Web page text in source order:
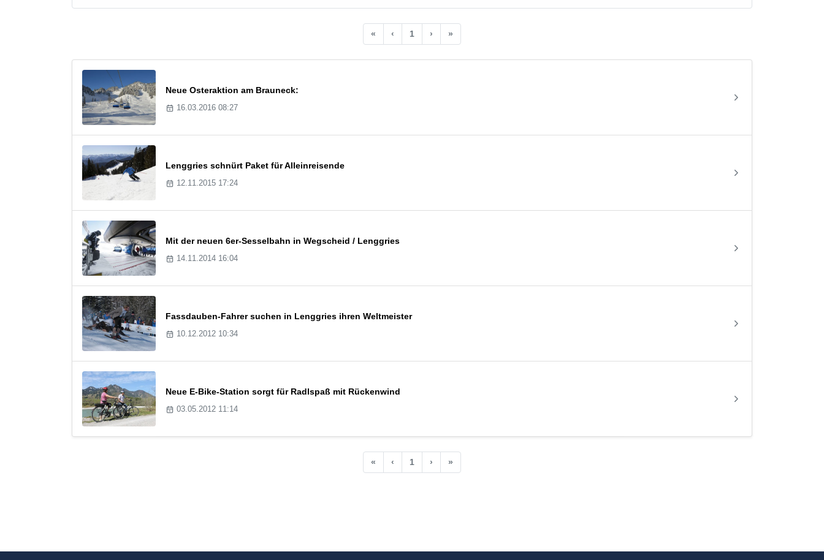
« ‹ 1 › »
Neue Osteraktion am Brauneck:
16.03.2016 08:27
Lenggries schnürt Paket für Alleinreisende
12.11.2015 17:24
Mit der neuen 6er-Sesselbahn in Wegscheid / Lenggries
14.11.2014 16:04
Fassdauben-Fahrer suchen in Lenggries ihren Weltmeister
10.12.2012 10:34
Neue E-Bike-Station sorgt für Radlspaß mit Rückenwind
03.05.2012 11:14
« ‹ 1 › »